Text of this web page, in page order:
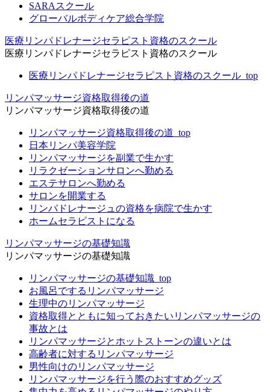
SARAスクール
グローバルボディケア総合学院
医療リンパドレナージセラピスト資格のスクール
医療リンパドレナージセラピスト資格のスクール
医療リンパドレナージセラピスト資格のスクール_top
リンパマッサージ資格取得後の道
リンパマッサージ資格取得後の道
リンパマッサージ資格取得後の道_top
日本リンパ美容学院
リンパマッサージを副業で生かす
リラクゼーションサロンへ勤める
エステサロンへ勤める
サロンを開業する
リンパドレナージュの資格を病院で生かす
ホームセラピストになる
リンパマッサージの基礎知識
リンパマッサージの基礎知識
リンパマッサージの基礎知識_top
お風呂でするリンパマッサージ
生理中のリンパマッサージ
資格取得とともに知っておきたいリンパマッサージの
事故とは
リンパマッサージとホットストーンの違いとは
高齢者に対するリンパマッサージ
男性向けのリンパマッサージ
リンパマッサージを行う際のおすすめグッズ